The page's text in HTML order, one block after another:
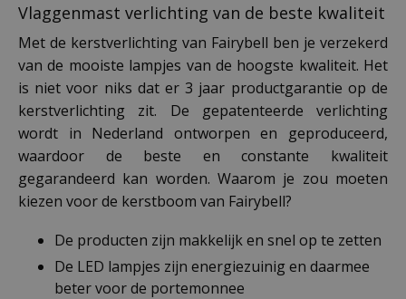
Vlaggenmast verlichting van de beste kwaliteit
Met de kerstverlichting van Fairybell ben je verzekerd
van de mooiste lampjes van de hoogste kwaliteit. Het
is niet voor niks dat er 3 jaar productgarantie op de
kerstverlichting zit. De gepatenteerde verlichting
wordt in Nederland ontworpen en geproduceerd,
waardoor de beste en constante kwaliteit
gegarandeerd kan worden. Waarom je zou moeten
kiezen voor de kerstboom van Fairybell?
De producten zijn makkelijk en snel op te zetten
De LED lampjes zijn energiezuinig en daarmee
beter voor de portemonnee